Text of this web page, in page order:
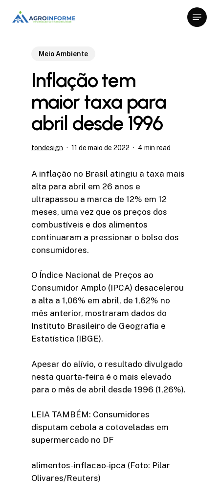
Menu
Meio Ambiente
Inflação tem
maior taxa para
abril desde 1996
tondesign 11 de maio de 2022 4 min read
A inflação no Brasil atingiu a taxa mais
alta para abril em 26 anos e
ultrapassou a marca de 12% em 12
meses, uma vez que os preços dos
combustíveis e dos alimentos
continuaram a pressionar o bolso dos
consumidores.
O Índice Nacional de Preços ao
Consumidor Amplo (IPCA) desacelerou
a alta a 1,06% em abril, de 1,62% no
mês anterior, mostraram dados do
Instituto Brasileiro de Geografia e
Estatística (IBGE).
Apesar do alívio, o resultado divulgado
nesta quarta-feira é o mais elevado
para o mês de abril desde 1996 (1,26%).
LEIA TAMBÉM: Consumidores
disputam cebola a cotoveladas em
supermercado no DF
alimentos-inflacao-ipca (Foto: Pilar
Olivares/Reuters)